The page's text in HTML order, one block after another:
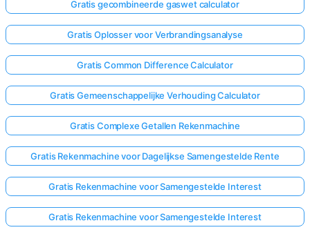
Gratis gecombineerde gaswet calculator
Gratis Oplosser voor Verbrandingsanalyse
Gratis Common Difference Calculator
Gratis Gemeenschappelijke Verhouding Calculator
Gratis Complexe Getallen Rekenmachine
Gratis Rekenmachine voor Dagelijkse Samengestelde Rente
Gratis Rekenmachine voor Samengestelde Interest
Gratis Rekenmachine voor Samengestelde Interest